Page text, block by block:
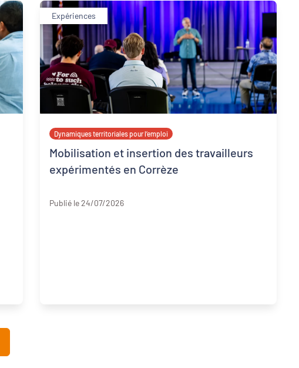
Expériences
Dynamiques territoriales pour l’emploi
Mobilisation et insertion des travailleurs
expérimentés en Corrèze
Publié le 24/07/2026